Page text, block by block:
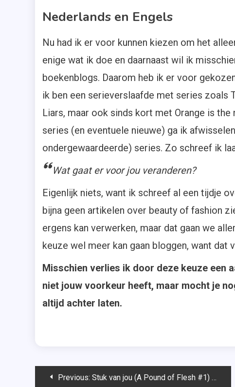
Nederlands en Engels
Nu had ik er voor kunnen kiezen om het
enige wat ik doe en daarnaast wil ik
boekenblogs. Daarom heb ik er voor
ik ben een serieverslaafde met series
Liars, maar ook sinds kort met Orange is
series (en eventuele nieuwe) ga ik
ondergewaardeerde) series. Zo schreef ik
Wat gaat er voor jou veranderen?
Eigenlijk niets, want ik schreef al een tijdje
bijna geen artikelen over beauty of fashion
ergens kan verwerken, maar dat gaan we
keuze wel meer kan gaan bloggen, want
Misschien verlies ik door deze keuze een
niet jouw voorkeur heeft, maar mocht je
altijd achter laten.
Bericht
Previous: Stuk van jou (A Pound of Flesh #1) – Sophie Jackson